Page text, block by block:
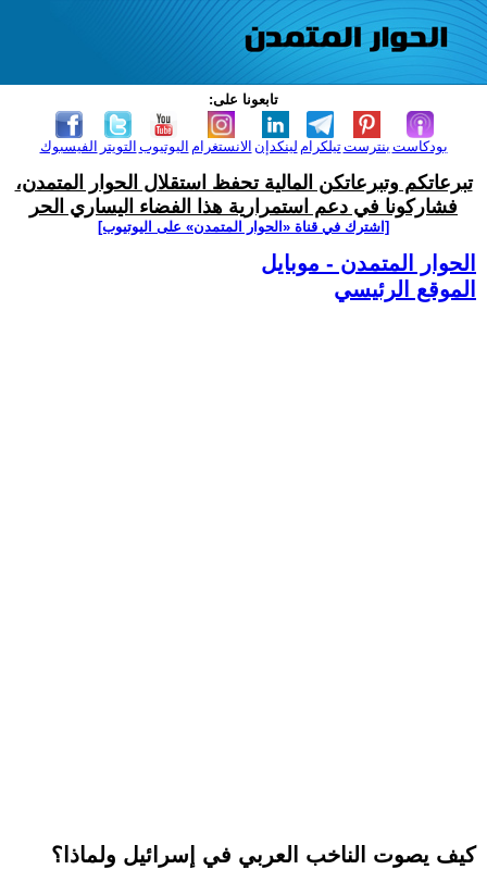
تابعونا على:
الفيسبوك التويتر اليوتيوب الانستغرام لينكدإن تيلكرامبنترست بودكاست
تبرعاتكم وتبرعاتكن المالية تحفظ استقلال الحوار المتمدن،
فشاركونا في دعم استمرارية هذا الفضاء اليساري الحر
[اشترك في قناة ‫«الحوار المتمدن» على اليوتيوب]
الحوار المتمدن - موبايل
الموقع الرئيسي
كيف يصوت الناخب العربي في إسرائيل ولماذا؟